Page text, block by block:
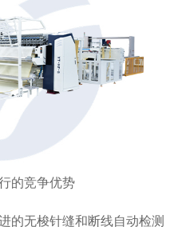
的竞争优势
的无梭针缝和断线自动检测